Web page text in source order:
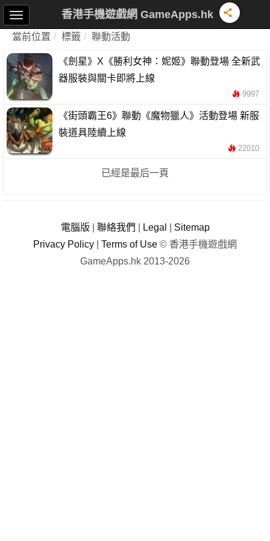
香港手機遊戲網 GameApps.hk
當前位置 標籤 聯動活動
《劍星》X《勝利女神：妮姬》聯動登場 全新武
器服裝與關卡即將上線
9997
《街頭霸王6》聯動《魔物獵人》活動登場 新服
裝道具陸續上線
22010
已經是最后一頁
電腦版 聯絡我們 Legal
Sitemap
Privacy Policy
Terms of Use © 香港手機遊戲網
GameApps.hk 2013-2026